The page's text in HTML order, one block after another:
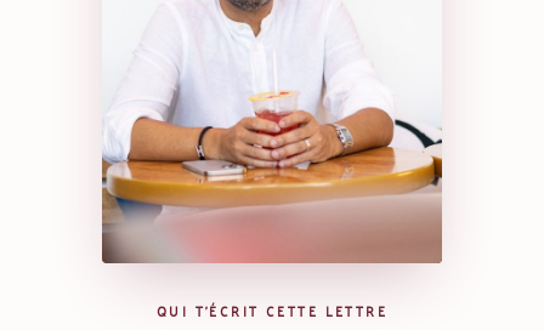
QUI T'ÉCRIT CETTE LETTRE